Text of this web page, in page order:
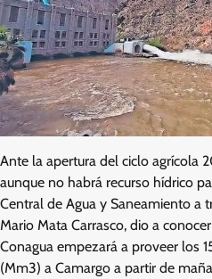
Ante la apertura del ciclo agrícola
aunque no habrá recurso hídrico
Central de Agua y Saneamiento a
Mario Mata Carrasco, dio a
Conagua empezará a proveer los
(Mm3) a Camargo a partir de